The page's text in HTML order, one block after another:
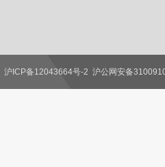
沪ICP备12043664号-2 沪公网安备